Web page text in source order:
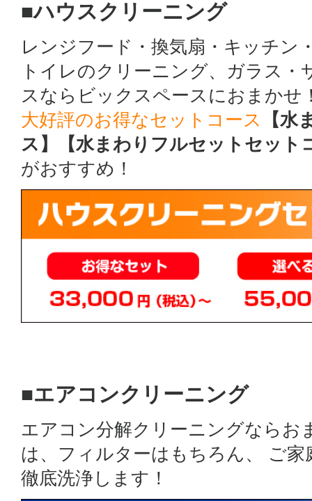
■ハウスクリーニング
レンジフード・換気扇・キッチン
トイレのクリーニング、ガラス
スならビックスペースにおまかせ
大好評のお得なセットコース
【
ス】【水まわりフルセットセット
がおすすめ！
■エアコンクリーニング
エアコン分解クリーニングならお
は、フィルターはもちろん、 ご
徹底洗浄します！